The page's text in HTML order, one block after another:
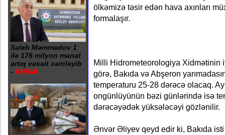
Saleh Məmmədov 1
ilə 176 milyon manat
artıq vəsait xərcləyib
- RƏSMİ
ölkəmizə təsir edən hava axınları
formalaşır.
Milli Hidrometeorologiya Xidmətinin
görə, Bakıda və Abşeron
temperaturu 25-28 dərəcə olacaq.
ongünlüyünün bəzi günlərində isə
dərəcəyədək yüksələcəyi gözlənilir.
Ənvər Əliyev qeyd edir ki, Bakıda